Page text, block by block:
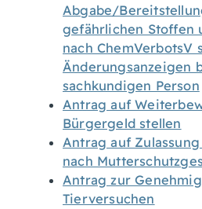
Abgabe/
gefährlichen Stoffen
nach ChemVerbotsV
Änderungsanzeigen
sachkundigen Person
Antrag auf
Bürgergeld stellen
Antrag auf
nach
Antrag zur
Tierversuchen